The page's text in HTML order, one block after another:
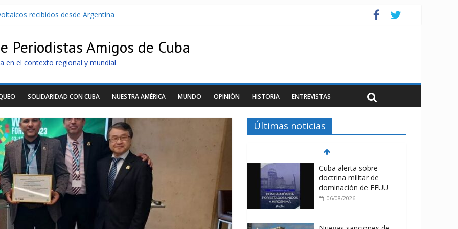
recibidos desde Argentina
Cuba apuntan a la cooperación militar con Rusia y China
para que no se venda la patria
Periodistas Amigos de Cuba
en el contexto regional y mundial
SOLIDARIDAD CON CUBA NUESTRA AMÉRICA MUNDO OPINIÓN HISTORIA ENTREVISTAS
Últimas noticias
Cuba alerta sobre
doctrina militar de
dominación de EEUU
06/08/2026